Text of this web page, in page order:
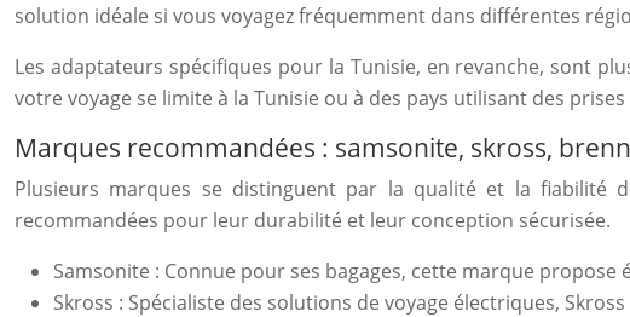
solution idéale si vous voyagez fréquemment dans différentes
Les adaptateurs spécifiques pour la Tunisie, en revanche, sont
votre voyage se limite à la Tunisie ou à des pays utilisant des
Marques recommandées : samsonite, skross,
Plusieurs marques se distinguent par la qualité et la fiabilité
recommandées pour leur durabilité et leur conception sécurisée.
Samsonite : Connue pour ses bagages, cette marque
Skross : Spécialiste des solutions de voyage électriques,